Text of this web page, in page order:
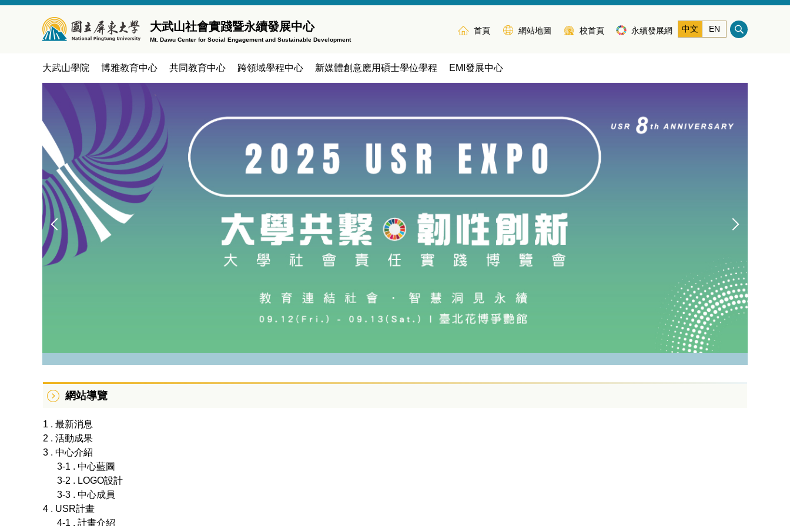
大武山社會實踐暨永續發展中心
Mt. Dawu Center for Social Engagement and Sustainable Development
首頁 網站地圖 校首頁 永續發展網 中文 EN
大武山學院 博雅教育中心 共同教育中心 跨領域學程中心 新媒體創意應用碩士學位學程 EMI發展中心
網站導覽
1 . 最新消息
2 . 活動成果
3 . 中心介紹
3-1 . 中心藍圖
3-2 . LOGO設計
3-3 . 中心成員
4 . USR計畫
4-1 . 計畫介紹